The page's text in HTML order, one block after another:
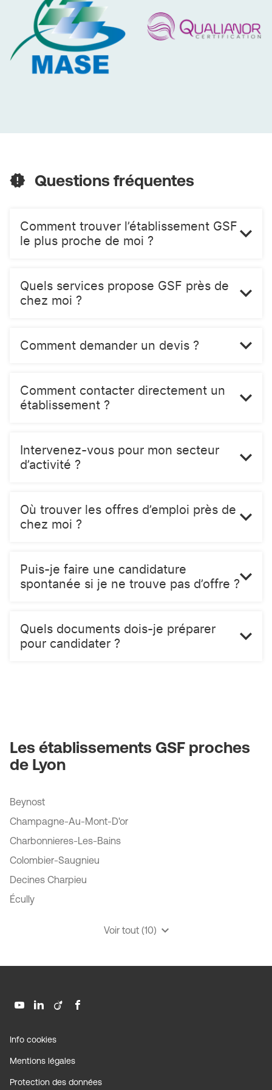
service de qualité, efficace et attentionné.
Questions fréquentes
Comment trouver l’établissement GSF
le plus proche de moi ?
Quels services propose GSF près de
chez moi ?
Comment demander un devis ?
Comment contacter directement un
établissement ?
Intervenez-vous pour mon secteur
d’activité ?
Où trouver les offres d’emploi près de
chez moi ?
Puis-je faire une candidature
spontanée si je ne trouve pas d’offre ?
Quels documents dois-je préparer
pour candidater ?
Les établissements GSF proches
de Lyon
Beynost
Champagne-Au-Mont-D'or
Charbonnieres-Les-Bains
Colombier-Saugnieu
Decines Charpieu
Écully
Voir tout (10)
de
vente
Aller
la
youtube
de
Aller
la
linkedin
de
Aller
viadeo
de
Aller
de
Info cookies(ouvre
une
fenêtre)
Mentions légales(ouvre
une
Protection des données(ouvre